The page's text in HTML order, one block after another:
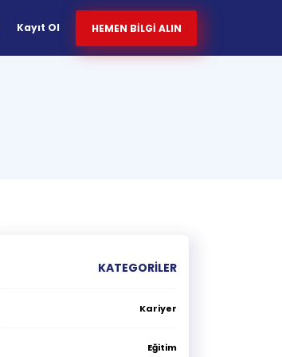
Kayıt Ol HEMEN BİLGİ ALIN
KATEGORİLER
Kariyer
Eğitim